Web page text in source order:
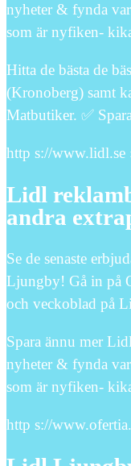
nyheter & fynda
som är nyfiken-
Hitta de bästa de
(Kronoberg) samt
Matbutiker. ✅
http s://www.lidl.se
Lidl
andra
Se de senaste
Ljungby! Gå in på
och veckoblad på
Spara ännu mer
nyheter & fynda
som är nyfiken-
http s://